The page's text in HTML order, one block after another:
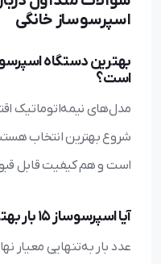
اسپرسوساز خانگی
بهترین دستگاه
است؟
مدل‌های نیمه‌اتوماتیک
شروع بهترین انتخاب
است و هم کیفیت قابل
آیا اسپرسوساز 15 بار بهتر از 20 بار است؟
عدد بار به‌تنهایی معیار